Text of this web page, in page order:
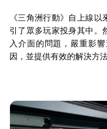
《三角洲行動》自上線
引了眾多玩家投身其中。
入介面的問題，嚴重影
因，並提供有效的解決方法